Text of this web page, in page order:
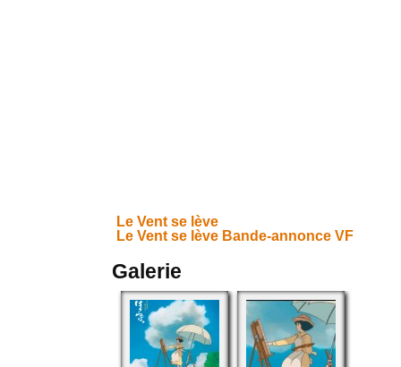
Le Vent se lève
Le Vent se lève Bande-annonce VF
Galerie